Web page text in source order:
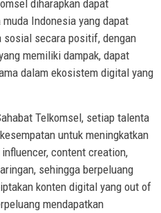
diharapkan dapat
Indonesia yang dapat
sosial secara positif, dengan
memiliki dampak, dapat
dalam ekosistem digital yang
Telkomsel, setiap talenta
untuk meningkatkan
content creation,
sehingga berpeluang
konten digital yang out of
mendapatkan